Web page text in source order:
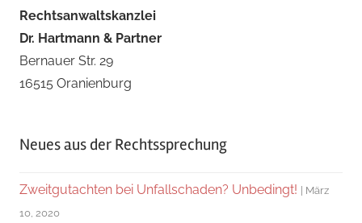
Rechtsanwaltskanzlei
Dr. Hartmann & Partner
Bernauer Str. 29
16515 Oranienburg
Neues aus der Rechtssprechung
Zweitgutachten bei Unfallschaden? Unbedingt!
März
10, 2020